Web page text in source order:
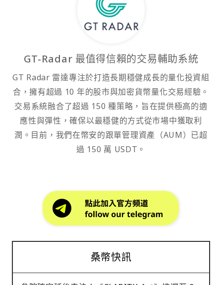
GT-Radar 最值得信賴的交易輔助系統
GT Radar 雷達專注於打造長期穩健成長的量化投資組
合，擁有超過 10 年的股市與加密貨幣量化交易經驗。
交易系統融合了超過 150 種策略，旨在提供極高的適
應性與彈性，確保以最穩健的方式從市場中獲取利
潤。目前，我們在幣安的跟單管理資產（AUM）已超
過 150 萬 USDT。
桑幣快訊